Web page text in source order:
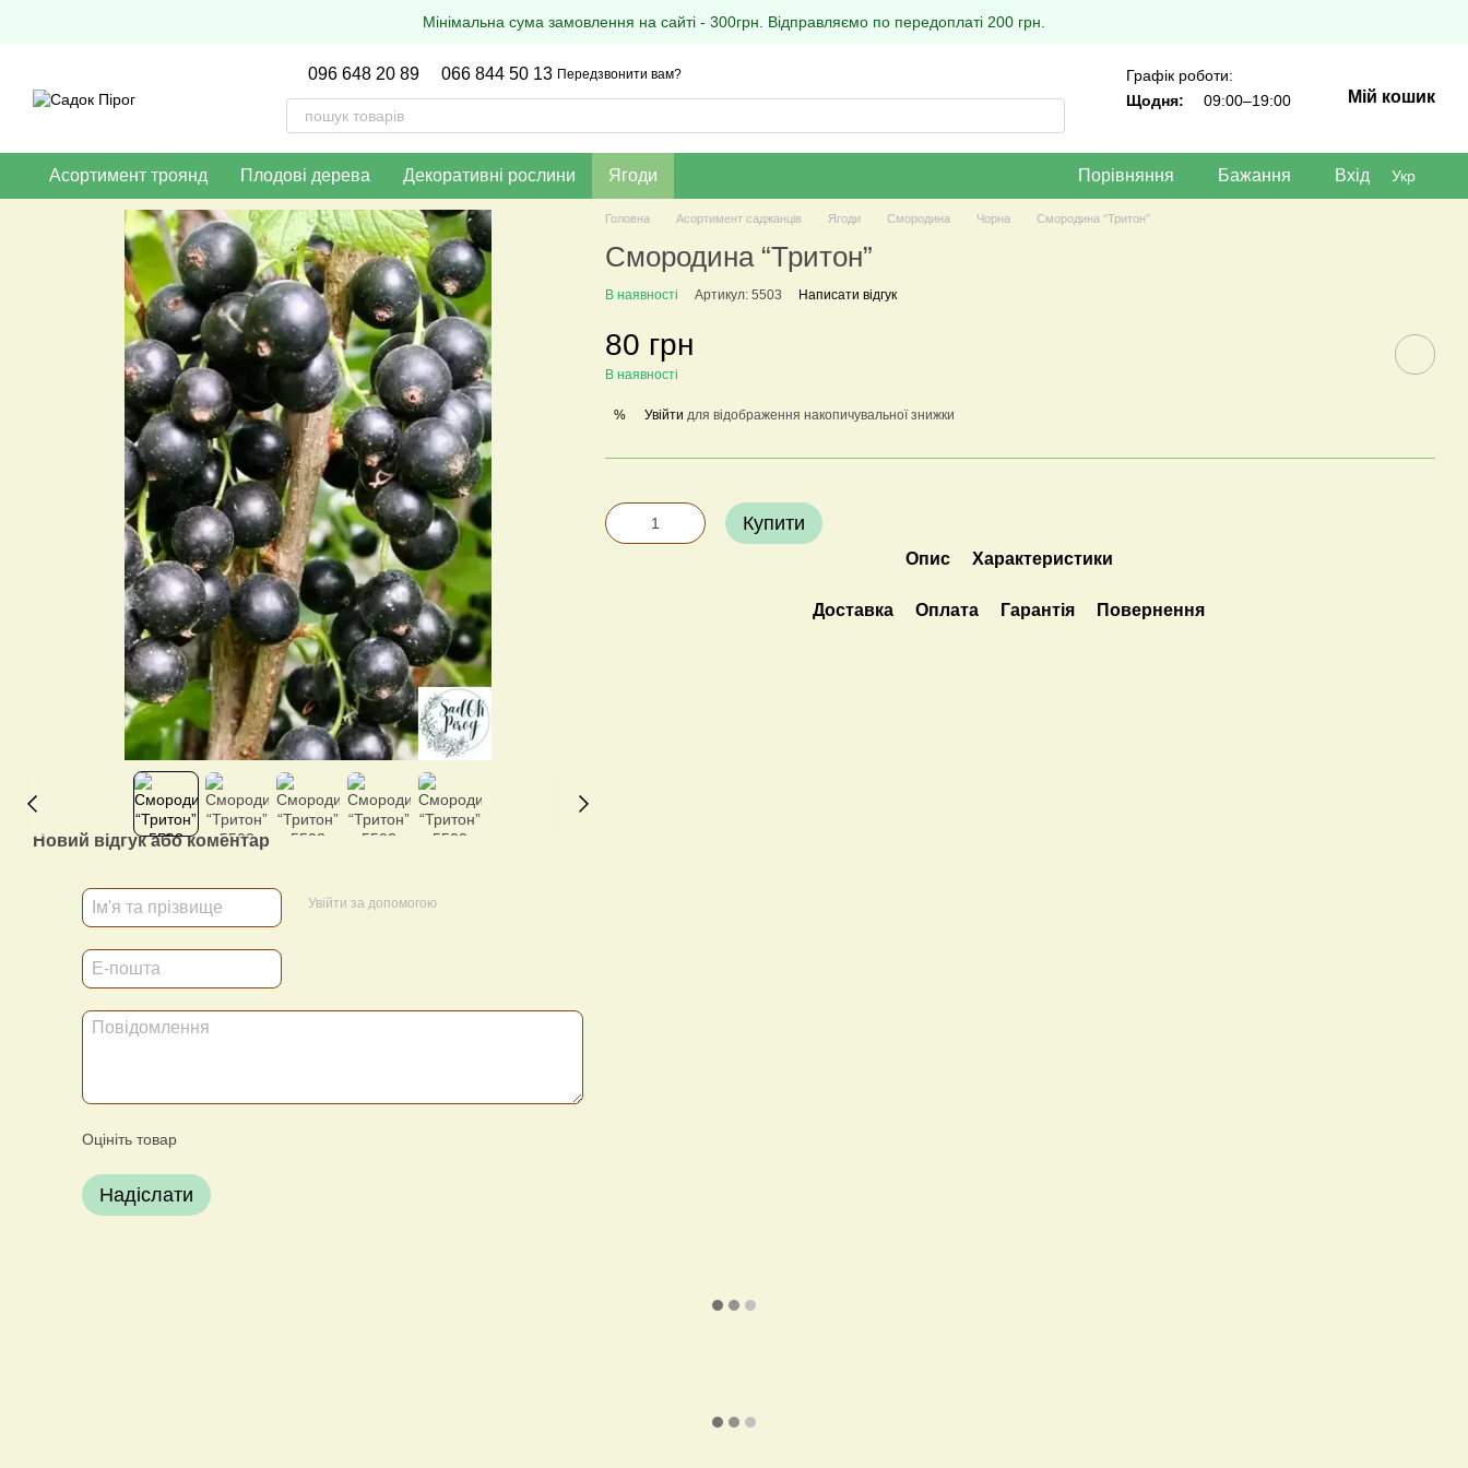
Мінімальна сума замовлення на сайті - 300грн. Відправляємо по передоплаті 200 грн.
096 648 20 89 066 844 50 13 Передзвонити вам?
Графік роботи:
Щодня:
09:00–19:00 Мій кошик
Асортимент троянд Плодові дерева Декоративні рослини Ягоди Порівняння Бажання Вхід Укр
Новий відгук або коментар
Увійти за допомогою
Оцініть товар
Надіслати
Головна Асортимент саджанців Ягоди Смородина Чорна Смородина “Тритон”
Смородина “Тритон”
В наявності Артикул: 5503 Написати відгук
80 грн
В наявності
% Увійти для відображення накопичувальної знижки
Купити
Опис Характеристики
Доставка Оплата Гарантія Повернення